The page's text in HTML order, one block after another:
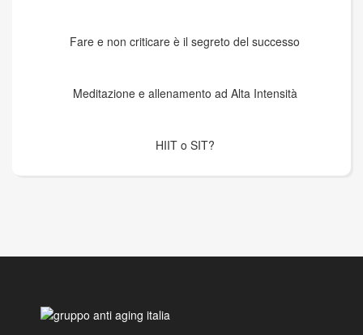
Fare e non criticare è il segreto del successo
Meditazione e allenamento ad Alta Intensità
HIIT o SIT?